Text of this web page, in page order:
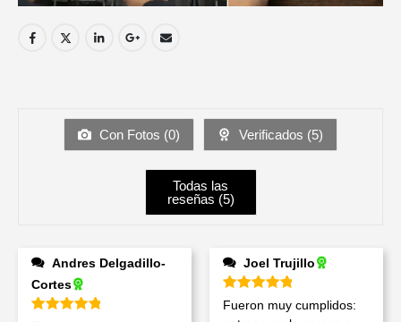
Con Fotos (0) Verificados (5)
Todas las
reseñas (5)
Cortes
Joel Trujillo
Valorado en5de 5
Fueron muy cumplidos: